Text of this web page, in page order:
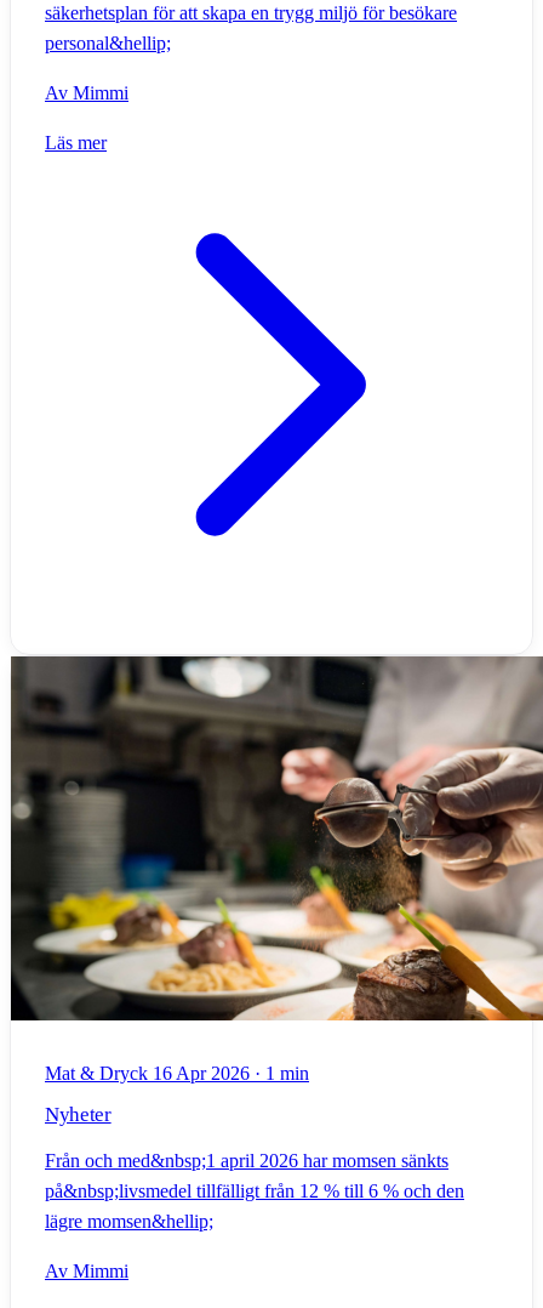
säkerhetsplan för att skapa en trygg miljö för besökare
personal&hellip;
Av Mimmi
Läs mer
Mat & Dryck 16 Apr 2026 · 1 min
Nyheter
Från och med&nbsp;1 april 2026 har momsen sänkts
på&nbsp;livsmedel tillfälligt från 12 % till 6 % och den
lägre momsen&hellip;
Av Mimmi